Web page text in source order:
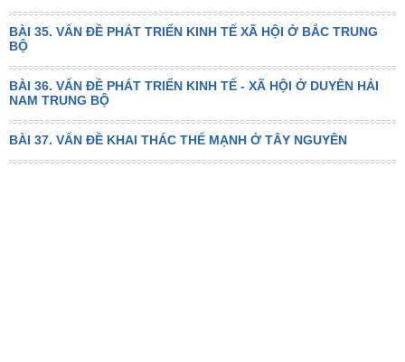
BÀI 35. VẤN ĐỀ PHÁT TRIỂN KINH TẾ XÃ HỘI Ở BẮC TRUNG
BỘ
BÀI 36. VẤN ĐỀ PHÁT TRIỂN KINH TẾ - XÃ HỘI Ở DUYÊN HẢI
NAM TRUNG BỘ
BÀI 37. VẤN ĐỀ KHAI THÁC THẾ MẠNH Ở TÂY NGUYÊN